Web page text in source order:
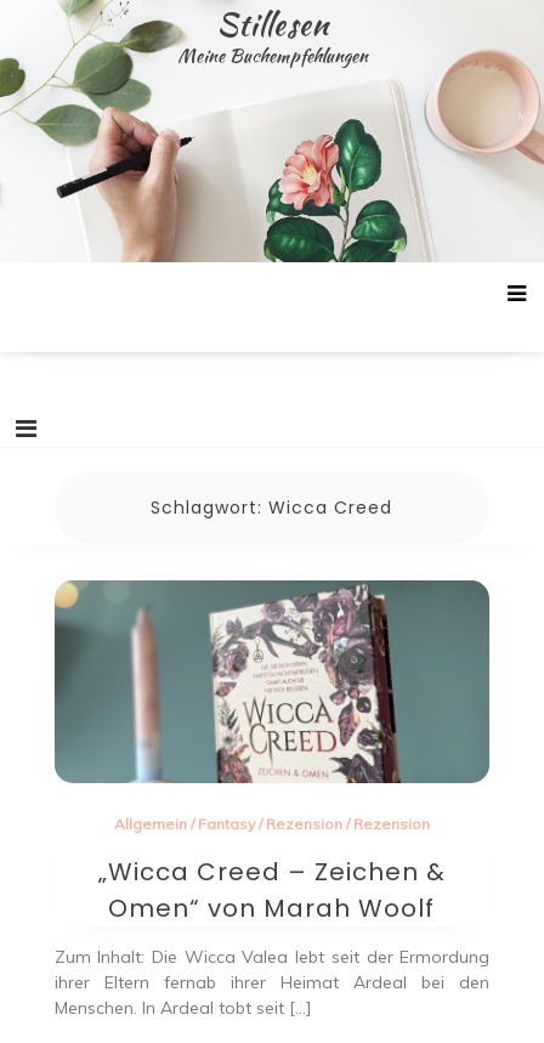
content
Stillesen
Meine Buchempfehlungen
Schlagwort:Wicca Creed
Allgemein/ Fantasy/ Rezension/ Rezension
„Wicca Creed – Zeichen &
Omen“ von Marah Woolf
Zum Inhalt: Die Wicca Valea lebt seit der Ermordung
ihrer Eltern fernab ihrer Heimat Ardeal bei den
Menschen. In Ardeal tobt seit […]